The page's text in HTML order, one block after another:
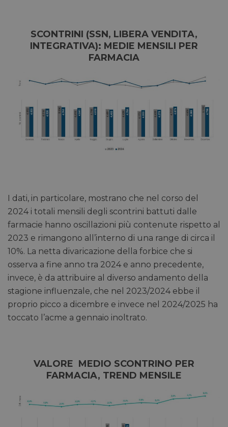
SCONTRINI (SSN, LIBERA VENDITA,
INTEGRATIVA): MEDIE MENSILI PER
FARMACIA
I dati, in particolare, mostrano che nel corso del
2024 i totali mensili degli scontrini battuti dalle
farmacie hanno oscillazioni più contenute rispetto al
2023 e rimangono all’interno di una range di circa il
10%. La netta divaricazione della forbice che si
osserva a fine anno tra 2024 e anno precedente,
invece, è da attribuire al diverso andamento della
stagione influenzale, che nel 2023/2024 ebbe il
proprio picco a dicembre e invece nel 2024/2025 ha
toccato l’acme a gennaio inoltrato.
VALORE MEDIO SCONTRINO PER
FARMACIA, TREND MENSILE